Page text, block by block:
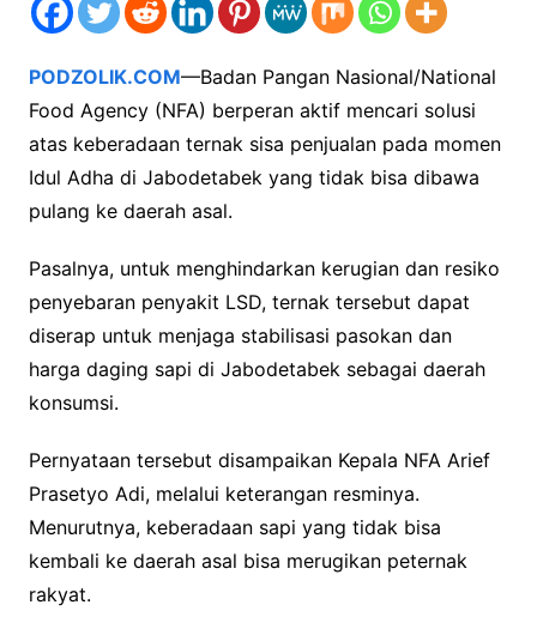
PODZOLIK.COM—Badan Pangan Nasional/National
Food Agency (NFA) berperan aktif mencari solusi
atas keberadaan ternak sisa penjualan pada momen
Idul Adha di Jabodetabek yang tidak bisa dibawa
pulang ke daerah asal.
Pasalnya, untuk menghindarkan kerugian dan resiko
penyebaran penyakit LSD, ternak tersebut dapat
diserap untuk menjaga stabilisasi pasokan dan
harga daging sapi di Jabodetabek sebagai daerah
konsumsi.
Pernyataan tersebut disampaikan Kepala NFA Arief
Prasetyo Adi, melalui keterangan resminya.
Menurutnya, keberadaan sapi yang tidak bisa
kembali ke daerah asal bisa merugikan peternak
rakyat.